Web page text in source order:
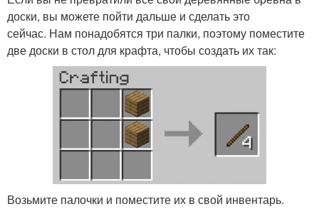
доски, вы можете пойти дальше и сделать это
сейчас. Нам понадобятся три палки, поэтому поместите
две доски в стол для крафта, чтобы создать их так:
Возьмите палочки и поместите их в свой инвентарь.